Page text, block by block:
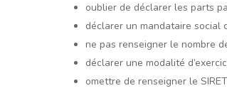
oublier de déclarer les parts
déclarer un mandataire social
ne pas renseigner le nombre
déclarer une modalité
omettre de renseigner le